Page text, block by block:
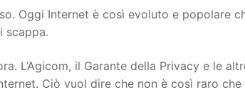
Oggi Internet è così evoluto e popolare
scappa.
L’Agicom, il Garante della Privacy e le
Ciò vuol dire che non è così raro che